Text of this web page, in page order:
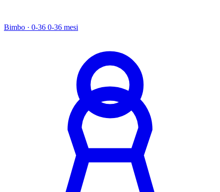
Bimbo · 0-36 0-36 mesi